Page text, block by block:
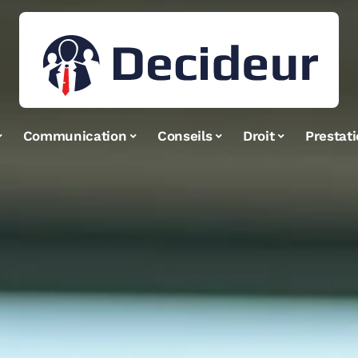
Communication Conseils Droit